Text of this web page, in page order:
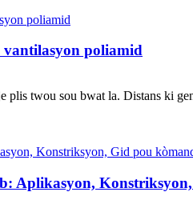
poliamid
plis twou sou bwat la. Distans ki
Aplikasyon,